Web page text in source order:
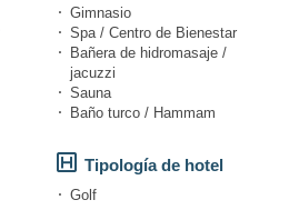
Gimnasio
Spa / Centro de Bienestar
Bañera de hidromasaje /
jacuzzi
Sauna
Baño turco / Hammam
Tipología de hotel
Golf